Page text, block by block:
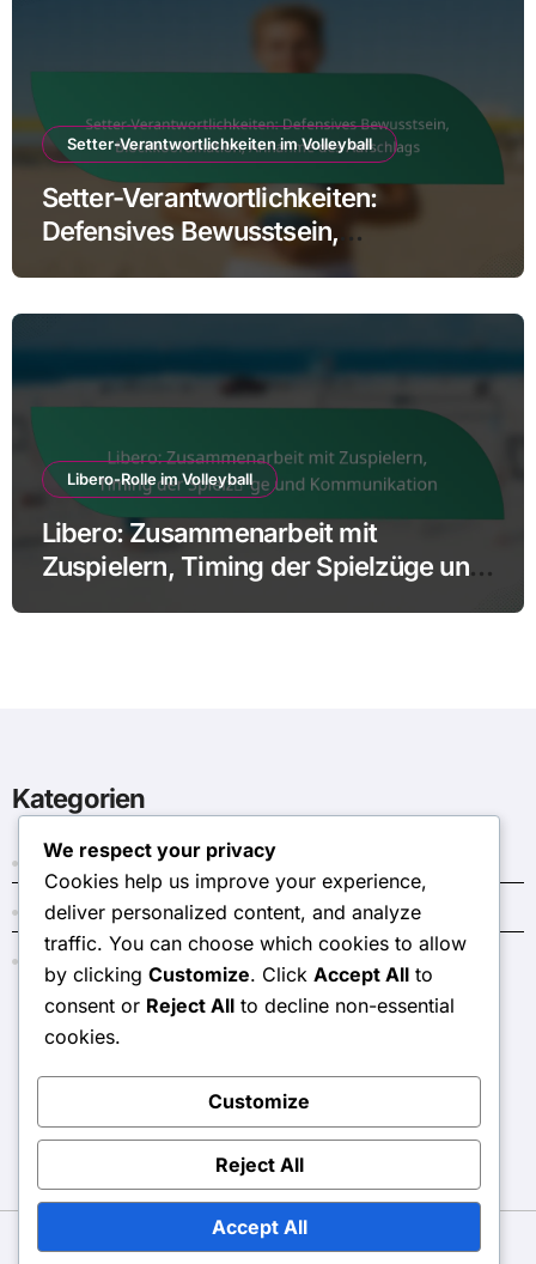
Setter-Verantwortlichkeiten im Volleyball
Setter-Verantwortlichkeiten:
Defensives Bewusstsein,
Blockkoordination, Annahme des
Libero-Rolle im Volleyball
Libero: Zusammenarbeit mit
Zuspielern, Timing der Spielzüge und
Kategorien
Aufgaben des Aussenangreifers im Volleyball
Libero-Rolle im Volleyball
Setter-Verantwortlichkeiten im Volleyball
love-hina.ch
Copyright © All rights reserved|BlogDataby
We respect your privacy
Cookies help us improve your experience,
deliver personalized content, and analyze
traffic. You can choose which cookies to allow
by clicking Customize. Click Accept All to
consent or Reject All to decline non-essential
cookies.
Customize
Reject All
Accept All